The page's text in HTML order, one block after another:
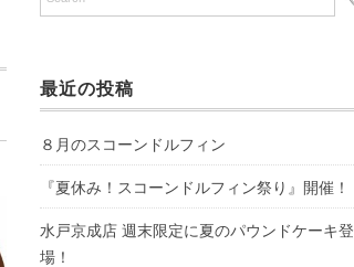
最近の投稿
８月のスコーンドルフィン
『夏休み！スコーンドルフィン祭り』開催！
水戸京成店 週末限定に夏のパウンドケーキ登
場！